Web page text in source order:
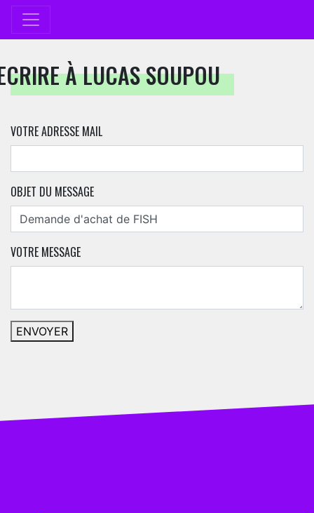
À LUCAS SOUPOU
VOTRE ADRESSE MAIL
OBJET DU MESSAGE
VOTRE MESSAGE